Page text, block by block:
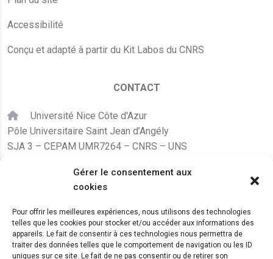
Gérer le consentement aux
cookies
Pour offrir les meilleures expériences, nous utilisons des technologies
telles que les cookies pour stocker et/ou accéder aux informations des
appareils. Le fait de consentir à ces technologies nous permettra de
traiter des données telles que le comportement de navigation ou les ID
uniques sur ce site. Le fait de ne pas consentir ou de retirer son
Accessibilité
Conçu et adapté à partir du Kit Labos du CNRS
CONTACT
Université Nice Côte d'Azur
Pôle Universitaire Saint Jean d’Angély
SJA 3 – CEPAM UMR7264 – CNRS – UNS
+33 (0)4 89 15 24 08